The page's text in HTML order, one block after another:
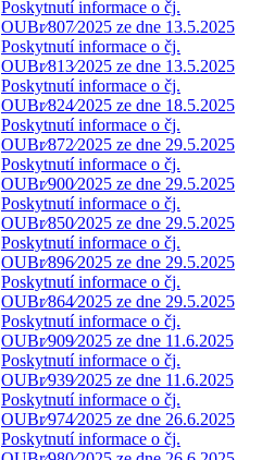
Poskytnutí informace o čj.
OUBr⁄807⁄2025 ze dne 13.5.2025
Poskytnutí informace o čj.
OUBr⁄813⁄2025 ze dne 13.5.2025
Poskytnutí informace o čj.
OUBr⁄824⁄2025 ze dne 18.5.2025
Poskytnutí informace o čj.
OUBr⁄872⁄2025 ze dne 29.5.2025
Poskytnutí informace o čj.
OUBr⁄900⁄2025 ze dne 29.5.2025
Poskytnutí informace o čj.
OUBr⁄850⁄2025 ze dne 29.5.2025
Poskytnutí informace o čj.
OUBr⁄896⁄2025 ze dne 29.5.2025
Poskytnutí informace o čj.
OUBr⁄864⁄2025 ze dne 29.5.2025
Poskytnutí informace o čj.
OUBr⁄909⁄2025 ze dne 11.6.2025
Poskytnutí informace o čj.
OUBr⁄939⁄2025 ze dne 11.6.2025
Poskytnutí informace o čj.
OUBr⁄974⁄2025 ze dne 26.6.2025
Poskytnutí informace o čj.